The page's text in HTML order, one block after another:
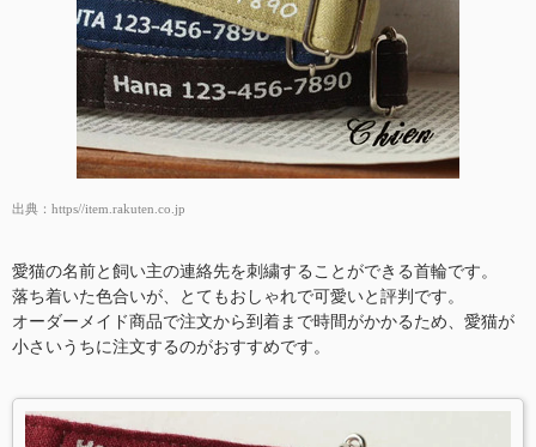
出典： https//item.rakuten.co.jp
愛猫の名前と飼い主の連絡先を刺繍することができる首輪です。
落ち着いた色合いが、とてもおしゃれで可愛いと評判です。
オーダーメイド商品で注文から到着まで時間がかかるため、愛猫が
小さいうちに注文するのがおすすめです。